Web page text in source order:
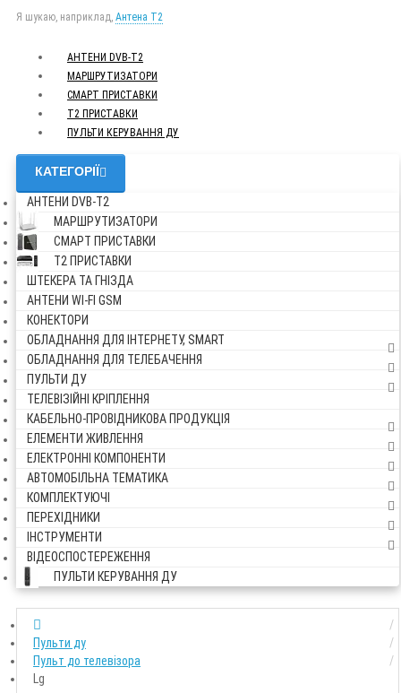
Я шукаю, наприклад, Антена Т2
АНТЕНИ DVB-Т2
МАРШРУТИЗАТОРИ
СМАРТ ПРИСТАВКИ
Т2 ПРИСТАВКИ
ПУЛЬТИ КЕРУВАННЯ ДУ
КАТЕГОРІЇ
АНТЕНИ DVB-Т2
МАРШРУТИЗАТОРИ
СМАРТ ПРИСТАВКИ
Т2 ПРИСТАВКИ
ШТЕКЕРА ТА ГНІЗДА
АНТЕНИ WI-FI GSM
КОНЕКТОРИ
ОБЛАДНАННЯ ДЛЯ ІНТЕРНЕТУ, SMART
ОБЛАДНАННЯ ДЛЯ ТЕЛЕБАЧЕННЯ
ПУЛЬТИ ДУ
ТЕЛЕВІЗІЙНІ КРІПЛЕННЯ
КАБЕЛЬНО-ПРОВІДНИКОВА ПРОДУКЦІЯ
ЕЛЕМЕНТИ ЖИВЛЕННЯ
ЕЛЕКТРОННІ КОМПОНЕНТИ
АВТОМОБІЛЬНА ТЕМАТИКА
КОМПЛЕКТУЮЧІ
ПЕРЕХІДНИКИ
ІНСТРУМЕНТИ
ВІДЕОСПОСТЕРЕЖЕННЯ
ПУЛЬТИ КЕРУВАННЯ ДУ
Пульти ду
Пульт до телевізора
Lg